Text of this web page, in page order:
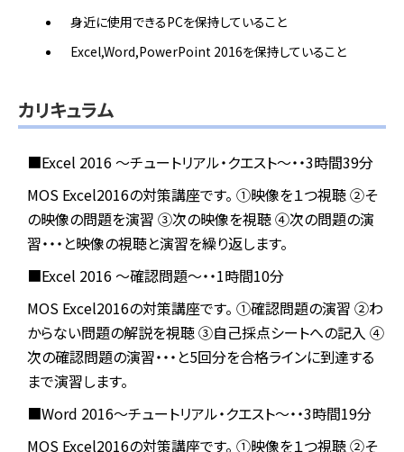
身近に使用できるPCを保持していること
Excel,Word,PowerPoint 2016を保持していること
カリキュラム
■Excel 2016 ～チュートリアル・クエスト～・・3時間39分
MOS Excel2016の対策講座です。 ①映像を１つ視聴②そ
の映像の問題を演習 ③次の映像を視聴④次の問題の演
習・・・と映像の視聴と演習を繰り返します。
■Excel 2016 ～確認問題～・・1時間10分
MOS Excel2016の対策講座です。 ①確認問題の演習 ②わ
からない問題の解説を視聴③自己採点シートへの記入 ④
次の確認問題の演習・・・と5回分を合格ラインに到達する
まで演習します。
■Word 2016～チュートリアル・クエスト～・・3時間19分
MOS Excel2016の対策講座です。 ①映像を１つ視聴②そ